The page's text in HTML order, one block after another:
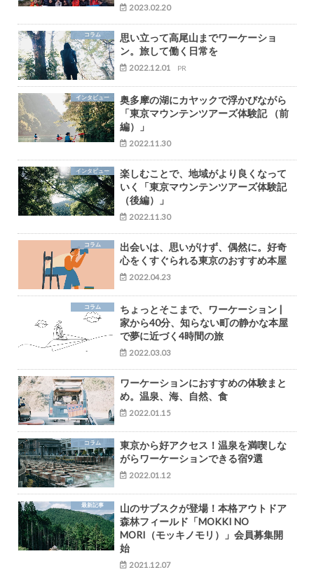
2023.02.20
コラム
思い立って高尾山までワーケーショ
ン。旅して働く日常を
2022.12.01 PR
インタビュー
奥多摩の湖にカヤックで浮かびながら
「東京マウンテンツアーズ体験記 （前
編）」
2022.11.30
インタビュー
楽しむことで、地域がより良くなって
いく「東京マウンテンツアーズ体験記
（後編）」
2022.11.30
コラム
出会いは、思いがけず、偶然に。好奇
心をくすぐられる東京のおすすめ本屋
2022.04.23
コラム
ちょっとそこまで、ワーケーション |
家から40分、知らない町の静かな本屋
で夢に近づく4時間の旅
2022.03.03
ワーケーションにおすすめの体験まと
め。温泉、海、自然、食
2022.01.15
コラム
東京から好アクセス！温泉を満喫しな
がらワーケーションできる宿9選
2022.01.12
最新記事
山のサブスクが登場！本格アウトドア
森林フィールド「MOKKI NO
MORI（モッキノモリ）」会員募集開
始
2021.12.07